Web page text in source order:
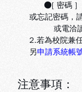
●[ 密碼 ]
或忘記密碼，
或電洽讀者
2.若為校院兼
另申請系統帳
注意事項：